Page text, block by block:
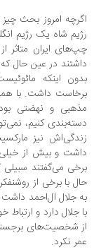
امروز بحث چیز
شاه یک رژیم انگلیسی
ایران متاثر از
در عین حال که وی
اینکه مائوئیست
داشت. با همه این
و نهضتی بود و
کنیم، نمی‌توانیم
نیز مارکسیستی
و بیش از خیلی بچه
می‌گفتند سبیلی که
با برخی از روشنفکران و
جلال آل‌احمد داشت و آل
جلال دارد و ارتباط خوبی
نکرد.